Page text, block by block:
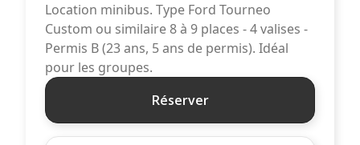
Location minibus. Type Ford Tourneo
Custom ou similaire 8 à 9 places - 4 valises -
Permis B (23 ans, 5 ans de permis). Idéal
pour les groupes.
Réserver